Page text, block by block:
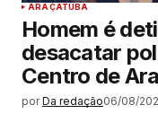
ARAÇATUBA
Homem é
desacatar
Centro de
por Da redação06/08/